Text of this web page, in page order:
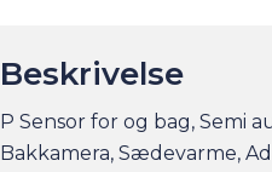
Beskrivelse
P Sensor for og bag, Semi
Bakkamera, Sædevarme,